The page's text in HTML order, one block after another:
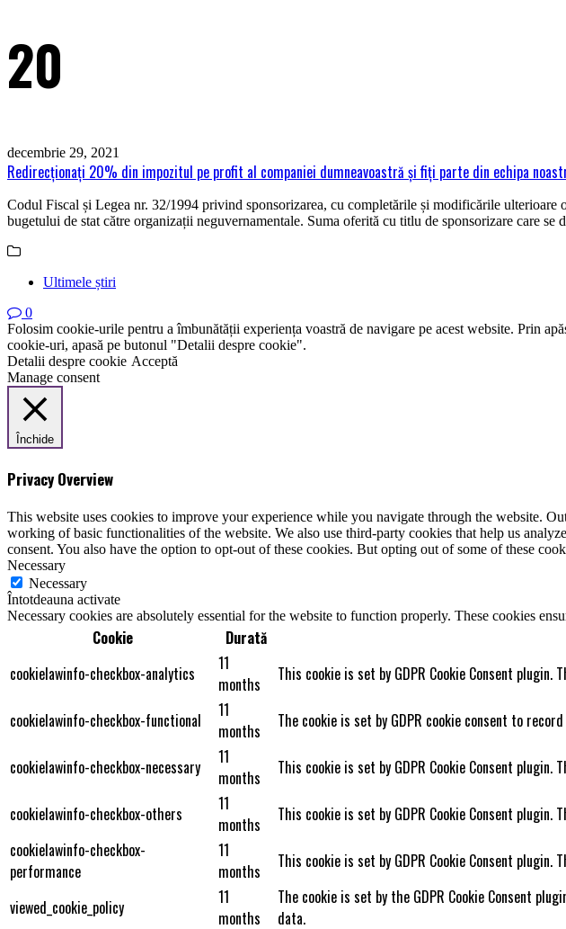
20
decembrie 29, 2021
Redirecţionaţi 20% din impozitul pe profit al companiei dumneavoastră şi fiţi parte din echipa
Codul Fiscal și Legea nr. 32/1994 privind sponsorizarea, cu completările și modificările
bugetului de stat către organizații neguvernamentale. Suma oferită cu titlu de sponsorizare care
Ultimele știri
0
Folosim cookie-urile pentru a îmbunătății experiența voastră de navigare pe acest website. Prin
cookie-uri, apasă pe butonul "Detalii despre cookie".
Detalii despre cookie Acceptă
Manage consent
Închide
Privacy Overview
This website uses cookies to improve your experience while you navigate through the website.
working of basic functionalities of the website. We also use third-party cookies that help us
consent. You also have the option to opt-out of these cookies. But opting out of some of these
Necessary
Necessary
Întotdeauna activate
Necessary cookies are absolutely essential for the website to function properly. These cookies
Cookie Durată
cookielawinfo-checkbox-analytics
11
months
This cookie is set by GDPR Cookie Consent
cookielawinfo-checkbox-functional
11
months
The cookie is set by GDPR cookie consent to
cookielawinfo-checkbox-necessary
11
months
This cookie is set by GDPR Cookie Consent
cookielawinfo-checkbox-others
11
months
This cookie is set by GDPR Cookie Consent
cookielawinfo-checkbox-
performance
11
months
This cookie is set by GDPR Cookie Consent
viewed_cookie_policy
11
months
The cookie is set by the GDPR Cookie Consent
data.